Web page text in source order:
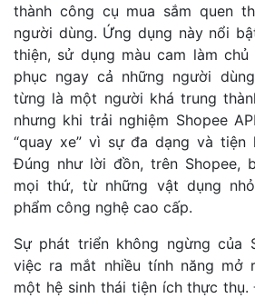
thành công cụ mua sắm quen
người dùng. Ứng dụng này nổi
thiện, sử dụng màu cam làm
phục ngay cả những người
từng là một người khá trung
nhưng khi trải nghiệm Shopee
“quay xe” vì sự đa dạng và tiện
Đúng như lời đồn, trên Shopee,
mọi thứ, từ những vật dụng
phẩm công nghệ cao cấp.
Sự phát triển không ngừng của
việc ra mắt nhiều tính năng mở
một hệ sinh thái tiện ích thực thụ.